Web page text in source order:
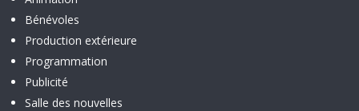
Bénévoles
Production extérieure
Programmation
Publicité
Salle des nouvelles